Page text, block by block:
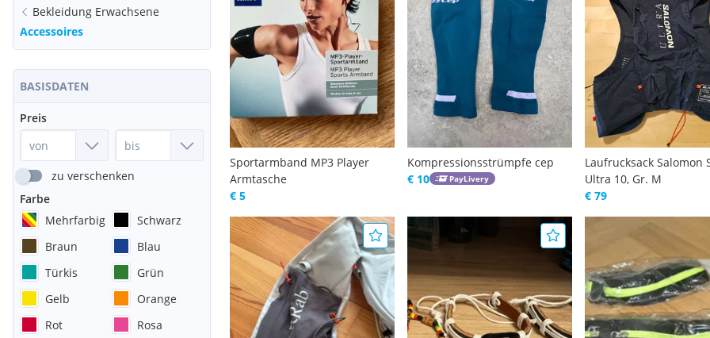
Bekleidung Erwachsene
Accessoires
BASISDATEN
Preis
zu verschenken
Farbe
Mehrfarbig
Schwarz
Braun
Blau
Türkis
Grün
Gelb
Orange
Rot
Rosa
Sportarmband MP3 Player
Armtasche
€ 5
Kompressionsstrümpfe cep
€ 10
PayLivery
Laufrucksack Salomon
Ultra 10, Gr. M
€ 79